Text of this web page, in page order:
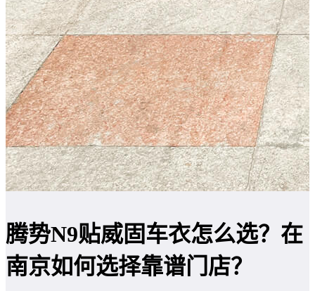
腾势N9贴威固车衣怎么选？在
南京如何选择靠谱门店？